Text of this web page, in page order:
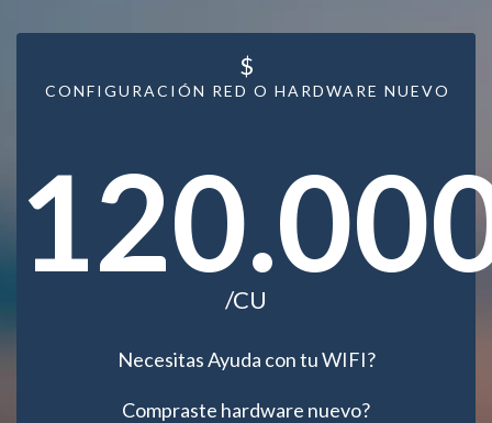
CONFIGURACIÓN RED O HARDWARE NUEVO
$
/CU
Necesitas Ayuda con tu WIFI?
Compraste hardware nuevo?